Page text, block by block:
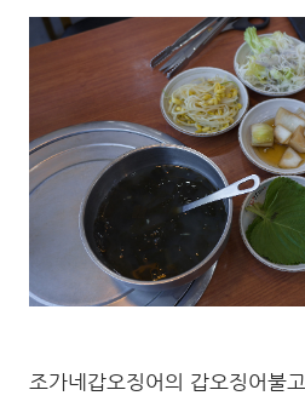
조가네갑오징어의 갑오징어불